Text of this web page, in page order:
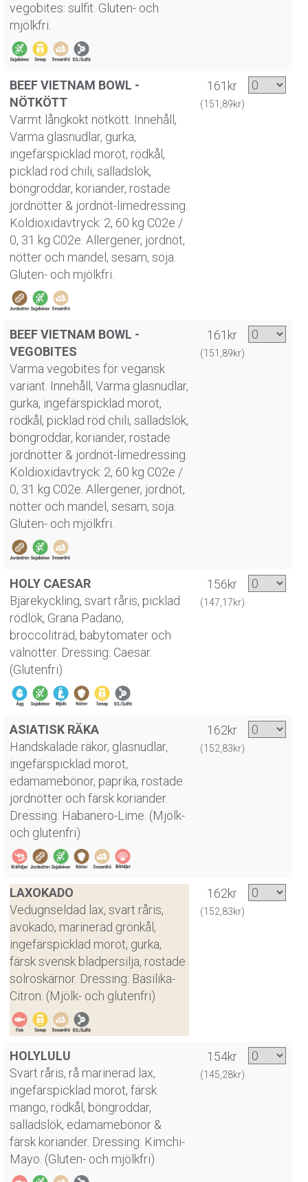
vegobites: sulfit. Gluten- och
mjölkfri.
BEEF VIETNAM BOWL -
NÖTKÖTT
Varmt långkokt nötkött. Innehåll,
Varma glasnudlar, gurka,
ingefärspicklad morot, rödkål,
picklad röd chili, salladslök,
böngroddar, koriander, rostade
jordnötter & jordnöt-limedressing.
Koldioxidavtryck: 2, 60 kg C02e /
0, 31 kg C02e. Allergener, jordnöt,
nötter och mandel, sesam, soja.
Gluten- och mjölkfri.
161kr
(151,89kr)
BEEF VIETNAM BOWL -
VEGOBITES
Varma vegobites för vegansk
variant. Innehåll, Varma glasnudlar,
gurka, ingefärspicklad morot,
rödkål, picklad röd chili, salladslök,
böngroddar, koriander, rostade
jordnötter & jordnöt-limedressing.
Koldioxidavtryck: 2, 60 kg C02e /
0, 31 kg C02e. Allergener, jordnöt,
nötter och mandel, sesam, soja.
Gluten- och mjölkfri.
161kr
(151,89kr)
HOLY CAESAR
Bjärekyckling, svart råris, picklad
rödlök, Grana Padano,
broccoliträd, babytomater och
valnötter. Dressing: Caesar.
(Glutenfri)
156kr
(147,17kr)
ASIATISK RÄKA
Handskalade räkor, glasnudlar,
ingefärspicklad morot,
edamamebönor, paprika, rostade
jordnötter och färsk koriander.
Dressing: Habanero-Lime. (Mjölk-
och glutenfri)
162kr
(152,83kr)
LAXOKADO
Vedugnseldad lax, svart råris,
avokado, marinerad grönkål,
ingefärspicklad morot, gurka,
färsk svensk bladpersilja, rostade
solroskärnor. Dressing: Basilika-
Citron. (Mjölk- och glutenfri)
162kr
(152,83kr)
HOLYLULU
Svart råris, rå marinerad lax,
ingefärspicklad morot, färsk
mango, rödkål, böngroddar,
salladslök, edamamebönor &
färsk koriander. Dressing: Kimchi-
Mayo. (Gluten- och mjölkfri)
154kr
(145,28kr)